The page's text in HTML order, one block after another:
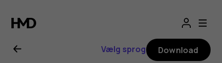
Brugervejledning
til Vælg sprog Download